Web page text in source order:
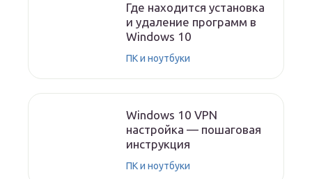
Где находится установка
и удаление программ в
Windows 10
ПК и ноутбуки
Windows 10 VPN
настройка — пошаговая
инструкция
ПК и ноутбуки